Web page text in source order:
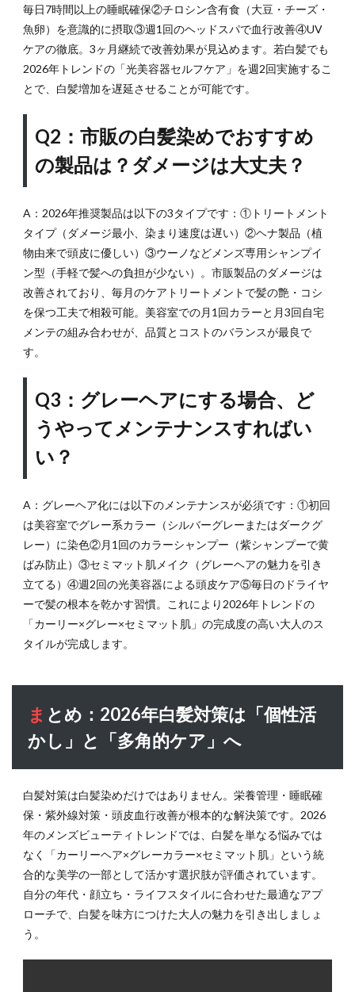
8
まと
め：
2026
年白
髪対
「個
性活
か
し」
「多
角的
ケ
ア」
へ
毎日7時間以上の睡眠確保②チロシン含有食（大豆・チーズ・
魚卵）を意識的に摂取③週1回のヘッドスパで血行改善④UV
ケアの徹底。3ヶ月継続で改善効果が見込めます。若白髪でも
2026年トレンドの「光美容器セルフケア」を週2回実施するこ
とで、白髪増加を遅延させることが可能です。
Q2：市販の白髪染めでおすすめ
の製品は？ダメージは大丈夫？
A：2026年推奨製品は以下の3タイプです：①トリートメント
タイプ（ダメージ最小、染まり速度は遅い）②ヘナ製品（植
物由来で頭皮に優しい）③ウーノなどメンズ専用シャンプイ
ン型（手軽で髪への負担が少ない）。市販製品のダメージは
改善されており、毎月のケアトリートメントで髪の艶・コシ
を保つ工夫で相殺可能。美容室での月1回カラーと月3回自宅
メンテの組み合わせが、品質とコストのバランスが最良で
す。
Q3：グレーヘアにする場合、ど
うやってメンテナンスすればい
い？
A：グレーヘア化には以下のメンテナンスが必須です：①初回
は美容室でグレー系カラー（シルバーグレーまたはダークグ
レー）に染色②月1回のカラーシャンプー（紫シャンプーで黄
ばみ防止）③セミマット肌メイク（グレーヘアの魅力を引き
立てる）④週2回の光美容器による頭皮ケア⑤毎日のドライヤ
ーで髪の根本を乾かす習慣。これにより2026年トレンドの
「カーリー×グレー×セミマット肌」の完成度の高い大人のス
タイルが完成します。
まとめ：2026年白髪対策は「個性活
かし」と「多角的ケア」へ
白髪対策は白髪染めだけではありません。栄養管理・睡眠確
保・紫外線対策・頭皮血行改善が根本的な解決策です。2026
年のメンズビューティトレンドでは、白髪を単なる悩みでは
なく「カーリーヘア×グレーカラー×セミマット肌」という統
合的な美学の一部として活かす選択肢が評価されています。
自分の年代・顔立ち・ライフスタイルに合わせた最適なアプ
ローチで、白髪を味方につけた大人の魅力を引き出しましょ
う。